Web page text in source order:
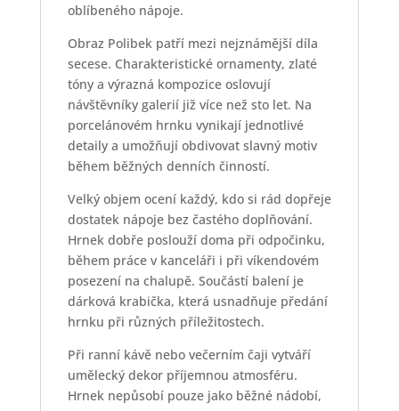
oblíbeného nápoje.
Obraz Polibek patří mezi nejznámější díla
secese. Charakteristické ornamenty, zlaté
tóny a výrazná kompozice oslovují
návštěvníky galerií již více než sto let. Na
porcelánovém hrnku vynikají jednotlivé
detaily a umožňují obdivovat slavný motiv
během běžných denních činností.
Velký objem ocení každý, kdo si rád dopřeje
dostatek nápoje bez častého doplňování.
Hrnek dobře poslouží doma při odpočinku,
během práce v kanceláři i při víkendovém
posezení na chalupě. Součástí balení je
dárková krabička, která usnadňuje předání
hrnku při různých příležitostech.
Při ranní kávě nebo večerním čaji vytváří
umělecký dekor příjemnou atmosféru.
Hrnek nepůsobí pouze jako běžné nádobí,